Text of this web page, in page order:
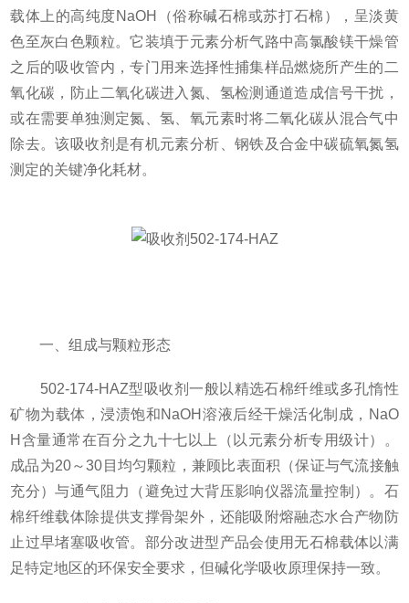
载体上的高纯度NaOH（俗称碱石棉或苏打石棉），呈淡黄
色至灰白色颗粒。它装填于元素分析气路中高氯酸镁干燥管
之后的吸收管内，专门用来选择性捕集样品燃烧所产生的二
氧化碳，防止二氧化碳进入氮、氢检测通道造成信号干扰，
或在需要单独测定氮、氢、氧元素时将二氧化碳从混合气中
除去。该吸收剂是有机元素分析、钢铁及合金中碳硫氧氮氢
测定的关键净化耗材。
一、组成与颗粒形态
502-174-HAZ型吸收剂一般以精选石棉纤维或多孔惰性
矿物为载体，浸渍饱和NaOH溶液后经干燥活化制成，NaO
H含量通常在百分之九十七以上（以元素分析专用级计）。
成品为20～30目均匀颗粒，兼顾比表面积（保证与气流接触
充分）与通气阻力（避免过大背压影响仪器流量控制）。石
棉纤维载体除提供支撑骨架外，还能吸附熔融态水合产物防
止过早堵塞吸收管。部分改进型产品会使用无石棉载体以满
足特定地区的环保安全要求，但碱化学吸收原理保持一致。